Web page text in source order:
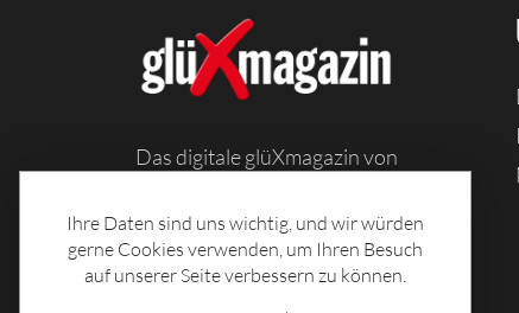
Das digitale glüXmagazin von
Information, Unterhaltung und
Spiele, sowie Toto-Tabellen und
tolle Rezepte.
Ihre Daten sind uns wichtig, und wir würden
gerne Cookies verwenden, um Ihren Besuch
auf unserer Seite verbessern zu können.